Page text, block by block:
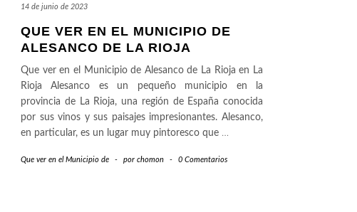
14 de junio de 2023
QUE VER EN EL MUNICIPIO DE
ALESANCO DE LA RIOJA
Que ver en el Municipio de Alesanco de La Rioja en La
Rioja Alesanco es un pequeño municipio en la
provincia de La Rioja, una región de España conocida
por sus vinos y sus paisajes impresionantes. Alesanco,
en particular, es un lugar muy pintoresco que …
Que ver en el Municipio de - por chomon - 0 Comentarios